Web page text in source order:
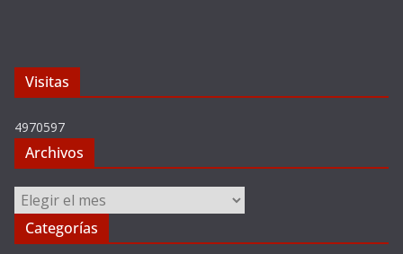
Visitas
4970597
Archivos
Archivos
Categorías